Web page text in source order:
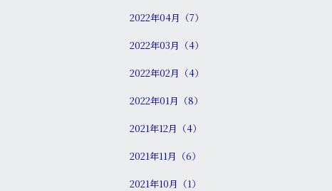
2022年04月（7）
2022年03月（4）
2022年02月（4）
2022年01月（8）
2021年12月（4）
2021年11月（6）
2021年10月（1）